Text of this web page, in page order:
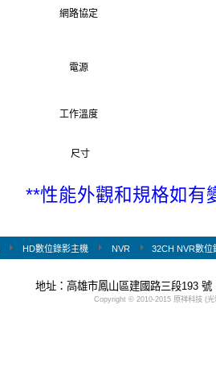
網路協定
電源
工作溫度
尺寸
**性能外觀和規格如有
HD數位錄影主機 NVR 32CH NVR數位
地址：高雄市鳳山區建國路三段193
Copyright © 2010-2015 原祥科技 (